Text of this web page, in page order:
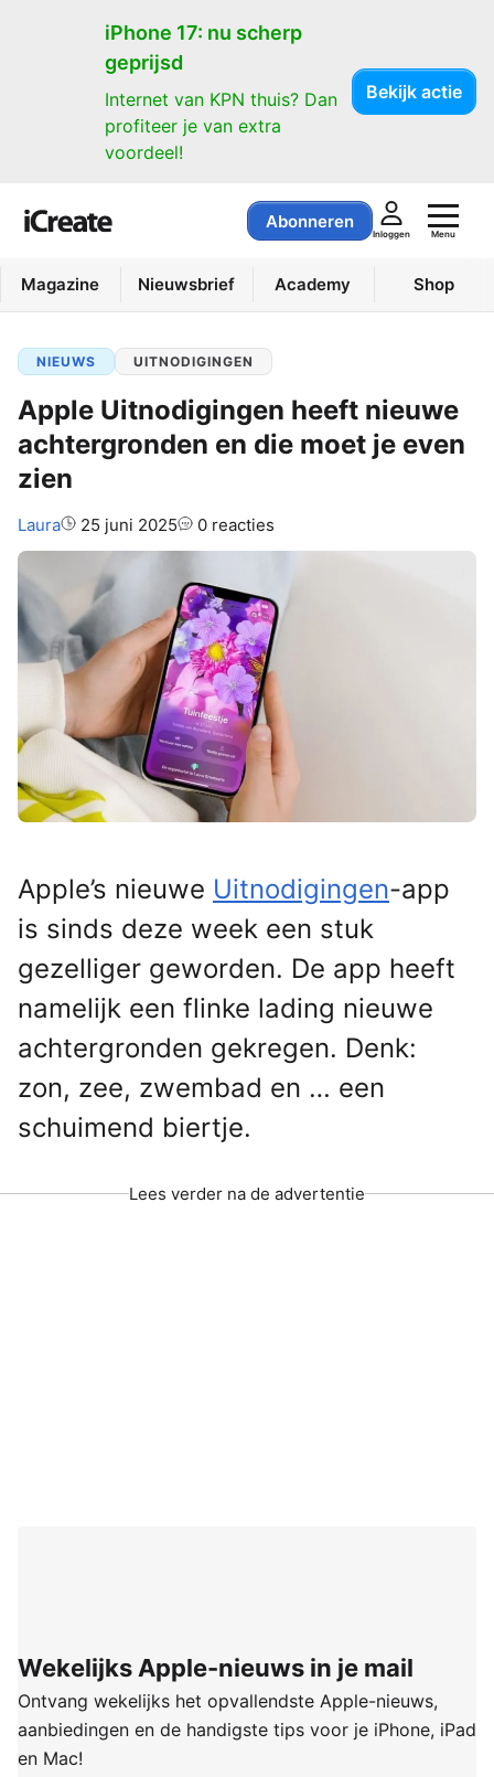
iPhone 17: nu scherp
geprijsd
Internet van KPN thuis? Dan
profiteer je van extra
voordeel!
Bekijk actie
Abonneren
Inloggen Menu
Magazine Nieuwsbrief Academy Shop
NIEUWS UITNODIGINGEN
Apple Uitnodigingen heeft nieuwe
achtergronden en die moet je even
zien
Auteur:
Laura 25 juni 2025 0 reacties
Apple’s nieuwe Uitnodigingen-app
is sinds deze week een stuk
gezelliger geworden. De app heeft
namelijk een flinke lading nieuwe
achtergronden gekregen. Denk:
zon, zee, zwembad en … een
schuimend biertje.
Lees verder na de advertentie
Wekelijks Apple-nieuws in je mail
Ontvang wekelijks het opvallendste Apple-nieuws,
aanbiedingen en de handigste tips voor je iPhone, iPad
en Mac!